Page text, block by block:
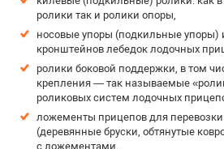
ролики так и ролики опоры,
носовые упоры (подкильные упоры)
кронштейнов лебедок лодочных
ролики боковой поддержки, в том
крепления — так называемые
роликовых систем лодочных
ложементы прицепов для перевозки
(деревянные бруски, обтянутые
с ложементами,